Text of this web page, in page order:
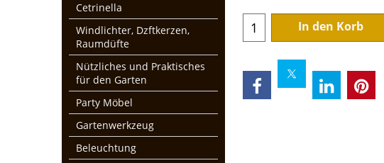
Cetrinella
Windlichter, Dzftkerzen,
Raumdüfte
Nützliches und Praktisches
für den Garten
Party Möbel
Gartenwerkzeug
Beleuchtung
Lieferzeit: 5-7 Tagen
In den Korb